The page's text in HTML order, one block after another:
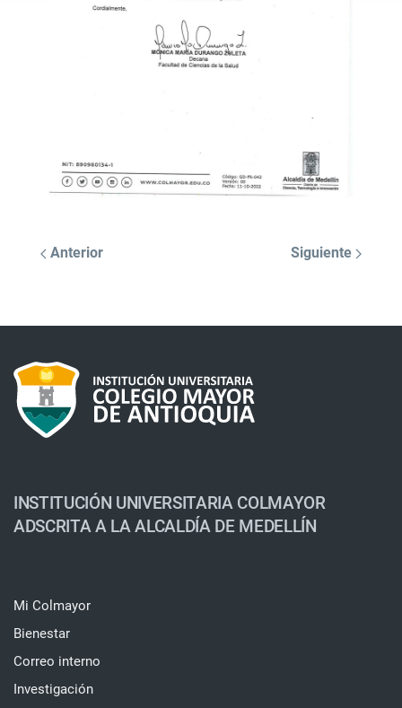
Anterior Siguiente
INSTITUCIÓN UNIVERSITARIA COLMAYOR
ADSCRITA A LA ALCALDÍA DE MEDELLÍN
Mi Colmayor
Bienestar
Correo interno
Investigación